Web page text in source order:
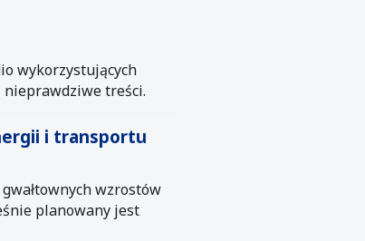
wykorzystujących
treści.
i transportu
wzrostów
planowany jest